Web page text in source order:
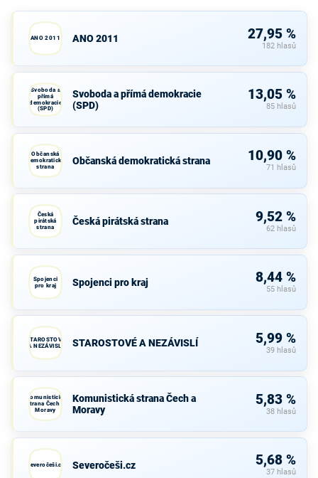
ANO 2011 ANO 2011 27,95 %
182 hlasů
Svoboda a
přímá
demokracie
(SPD)
Svoboda a přímá demokracie
(SPD)
13,05 %
85 hlasů
Občanská
demokratická
strana
Občanská demokratická strana 10,90 %
71 hlasů
Česká
pirátská
strana
Česká pirátská strana 9,52 %
62 hlasů
Spojenci
pro kraj
Spojenci pro kraj 8,44 %
55 hlasů
STAROSTOVÉ
A NEZÁVISLÍ
STAROSTOVÉ A NEZÁVISLÍ 5,99 %
39 hlasů
Komunistická
strana Čech a
Moravy
Komunistická strana Čech a
Moravy
5,83 %
38 hlasů
Severočeši.cz Severočeši.cz 5,68 %
37 hlasů